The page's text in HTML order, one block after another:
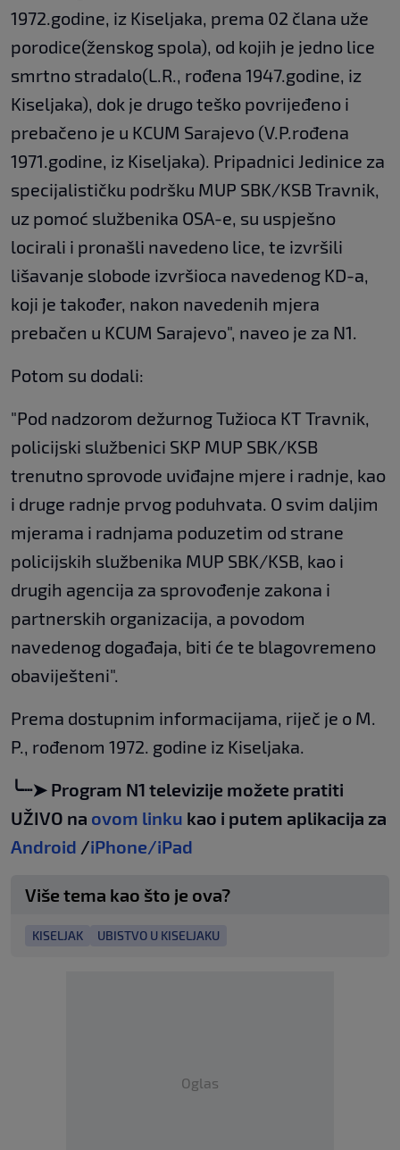
1972.godine, iz Kiseljaka, prema 02 člana uže
porodice(ženskog spola), od kojih je jedno lice
smrtno stradalo(L.R., rođena 1947.godine, iz
Kiseljaka), dok je drugo teško povrijeđeno i
prebačeno je u KCUM Sarajevo (V.P.rođena
1971.godine, iz Kiseljaka). Pripadnici Jedinice za
specijalističku podršku MUP SBK/KSB Travnik,
uz pomoć službenika OSA-e, su uspješno
locirali i pronašli navedeno lice, te izvršili
lišavanje slobode izvršioca navedenog KD-a,
koji je također, nakon navedenih mjera
prebačen u KCUM Sarajevo", naveo je za N1.
Potom su dodali:
"Pod nadzorom dežurnog Tužioca KT Travnik,
policijski službenici SKP MUP SBK/KSB
trenutno sprovode uviđajne mjere i radnje, kao
i druge radnje prvog poduhvata. O svim daljim
mjerama i radnjama poduzetim od strane
policijskih službenika MUP SBK/KSB, kao i
drugih agencija za sprovođenje zakona i
partnerskih organizacija, a povodom
navedenog događaja, biti će te blagovremeno
obaviješteni".
Prema dostupnim informacijama, riječ je o M.
P., rođenom 1972. godine iz Kiseljaka.
╰┈➤ Program N1 televizije možete pratiti
UŽIVO na ovom linku kao i putem aplikacija za
Android /iPhone/iPad
Više tema kao što je ova?
KISELJAK UBISTVO U KISELJAKU
Oglas